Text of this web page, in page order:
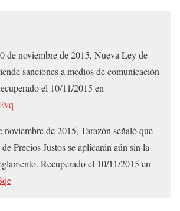
de noviembre de 2015, Nueva Ley de
sanciones a medios de comunicación
el 10/11/2015 en
de 2015, Tarazón señaló que
Precios Justos se aplicarán aún sin la
Recuperado el 10/11/2015 en